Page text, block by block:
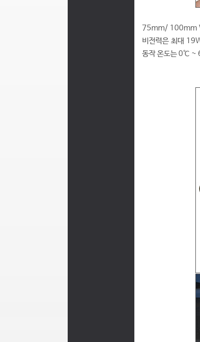
75mm/ 100mm
비전력은 최대
동작 온도는 0℃ ~